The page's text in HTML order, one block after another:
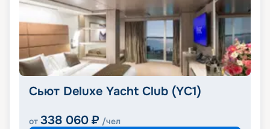
Сьют Deluxe Yacht Club (YC1)
от 338 060 ₽ /чел